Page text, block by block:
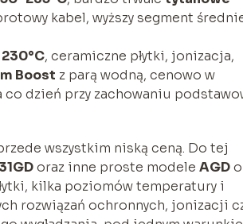
kabel, wyższy segment
230°C, ceramiczne płytki, jonizacja,
Boost z parą wodną, cenowo w
dzień przy zachowaniu
wszystkim niską ceną. Do tej
oraz inne proste modele AGDo
kilka poziomów temperatury i
rozwiązań ochronnych, jonizacji